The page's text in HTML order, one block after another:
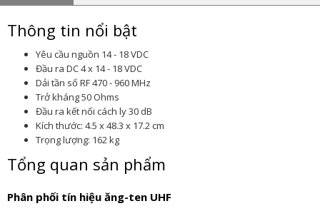
Thông tin nổi bật
Yêu cầu nguồn 14 - 18 VDC
Đầu ra DC 4 x 14 - 18 VDC
Dải tần số RF 470 - 960 MHz
Trở kháng 50 Ohms
Đầu ra kết nối cách ly 30 dB
Kích thước: 4.5 x 48.3 x 17.2 cm
Trọng lượng: 162 kg
Tổng quan sản phẩm
Phân phối tín hiệu ăng-ten UHF